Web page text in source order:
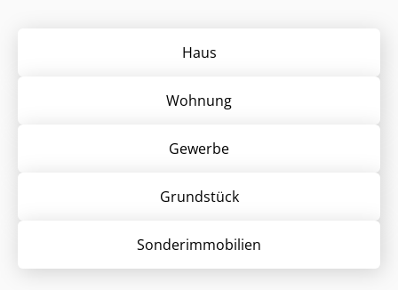
Haus
Wohnung
Gewerbe
Grund­stück
Sonder­immobilien